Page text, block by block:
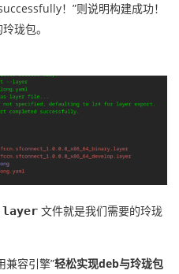
！”则说明构建成功！
珑包。
文件就是我们需要的玲珑
兼容引擎”轻松实现deb与玲珑包